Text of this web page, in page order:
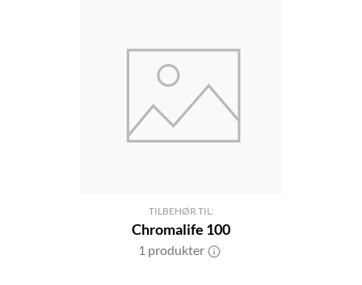
TILBEHØR TIL:
Chromalife 100
1 produkter